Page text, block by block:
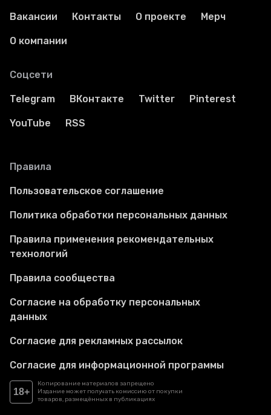
Вакансии Контакты О проекте Мерч
О компании
Соцсети
Telegram ВКонтакте Twitter Pinterest
YouTube RSS
Правила
Пользовательское соглашение
Политика обработки персональных данных
Правила применения рекомендательных
технологий
Правила сообщества
Согласие на обработку персональных
данных
Согласие для рекламных рассылок
Согласие для информационной программы
18+
Копирование материалов запрещено
Издание может получать комиссию от покупки
товаров, размещённых в публикациях